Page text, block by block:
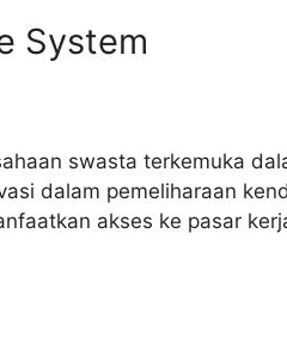
System
swasta terkemuka
dalam pemeliharaan
akses ke pasar